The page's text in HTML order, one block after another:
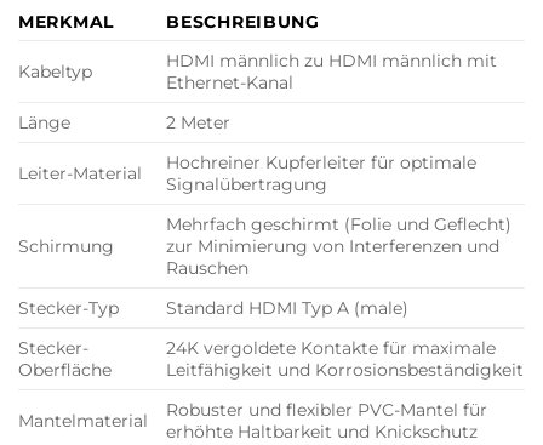
MERKMAL BESCHREIBUNG
Kabeltyp
HDMI männlich zu HDMI männlich mit
Ethernet-Kanal
Länge
2 Meter
Leiter-Material
Hochreiner Kupferleiter für optimale
Signalübertragung
Schirmung
Mehrfach geschirmt (Folie und Geflecht)
zur Minimierung von Interferenzen und
Rauschen
Stecker-Typ
Standard HDMI Typ A (male)
Stecker-
Oberfläche
24K vergoldete Kontakte für maximale
Leitfähigkeit und Korrosionsbeständigkeit
Mantelmaterial
Robuster und flexibler PVC-Mantel für
erhöhte Haltbarkeit und Knickschutz